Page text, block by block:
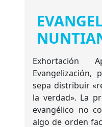
Exhortación
Evangelización,
sepa distribuir
la verdad». La
evangélico no
algo de orden